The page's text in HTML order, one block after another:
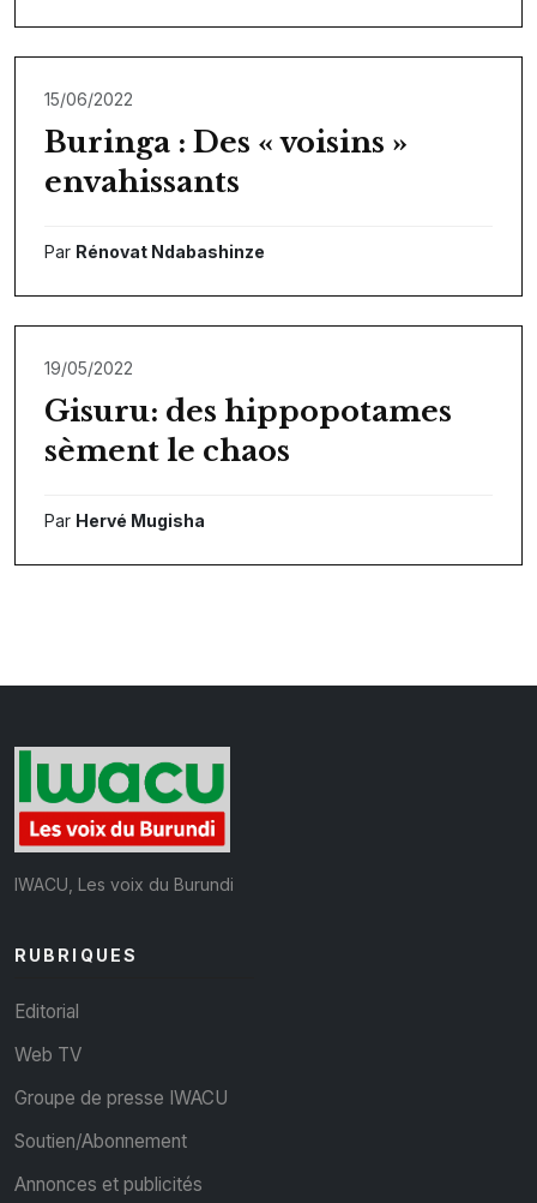
15/06/2022
Buringa : Des « voisins »
envahissants
Par Rénovat Ndabashinze
19/05/2022
Gisuru: des hippopotames
sèment le chaos
Par Hervé Mugisha
IWACU, Les voix du Burundi
RUBRIQUES
Editorial
Web TV
Groupe de presse IWACU
Soutien/Abonnement
Annonces et publicités